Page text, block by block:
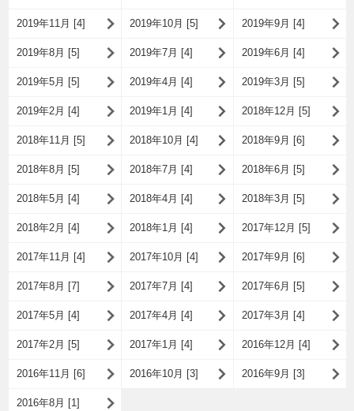
2019年11月 [4] 2019年10月 [5] 2019年9月 [4]
2019年8月 [5] 2019年7月 [4] 2019年6月 [4]
2019年5月 [5] 2019年4月 [4] 2019年3月 [5]
2019年2月 [4] 2019年1月 [4] 2018年12月 [5]
2018年11月 [5] 2018年10月 [4] 2018年9月 [6]
2018年8月 [5] 2018年7月 [4] 2018年6月 [5]
2018年5月 [4] 2018年4月 [4] 2018年3月 [5]
2018年2月 [4] 2018年1月 [4] 2017年12月 [5]
2017年11月 [4] 2017年10月 [4] 2017年9月 [6]
2017年8月 [7] 2017年7月 [4] 2017年6月 [5]
2017年5月 [4] 2017年4月 [4] 2017年3月 [4]
2017年2月 [5] 2017年1月 [4] 2016年12月 [4]
2016年11月 [6] 2016年10月 [3] 2016年9月 [3]
2016年8月 [1]